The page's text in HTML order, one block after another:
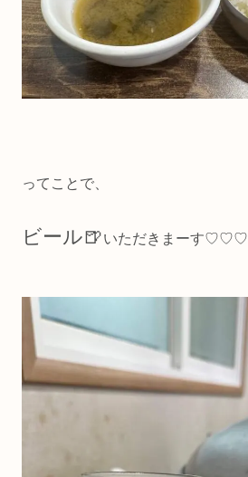
ってことで、
ビール🍺いただきまーす♡♡♡